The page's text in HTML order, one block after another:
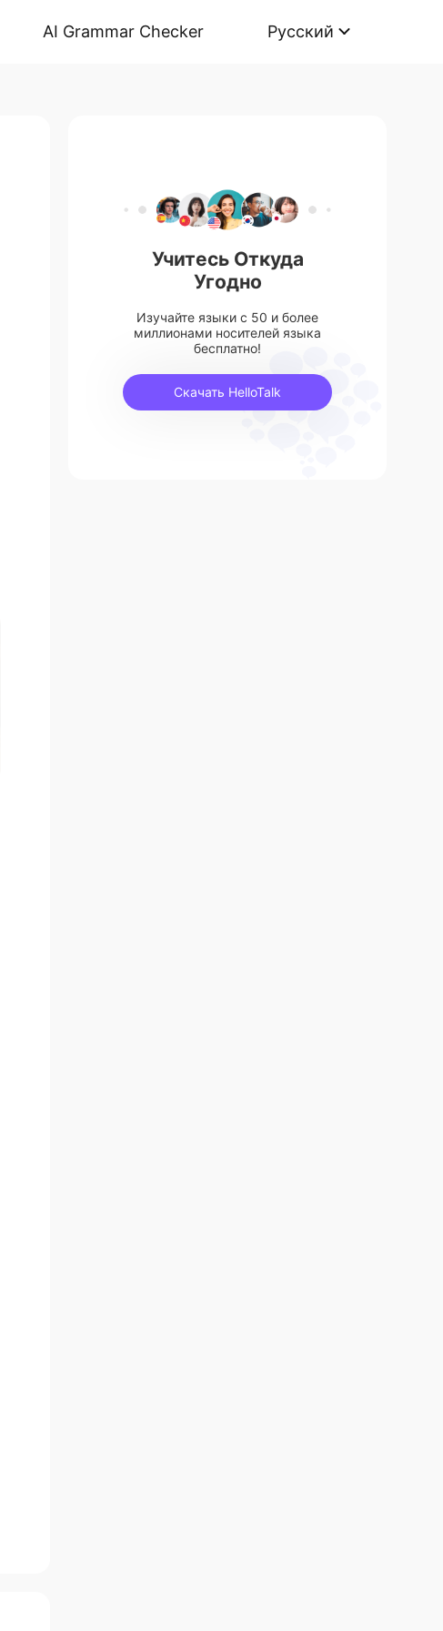
AI Grammar Checker Русский
Учитесь Откуда
Угодно
Изучайте языки с 50 и более
миллионами носителей языка
бесплатно!
Скачать HelloTalk